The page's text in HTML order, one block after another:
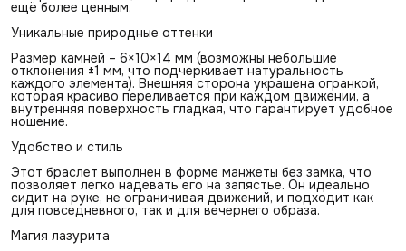
ещё более ценным.
Уникальные природные оттенки
Размер камней – 6×10×14 мм (возможны небольшие
отклонения ±1 мм, что подчеркивает натуральность
каждого элемента). Внешняя сторона украшена огранкой,
которая красиво переливается при каждом движении, а
внутренняя поверхность гладкая, что гарантирует удобное
ношение.
Удобство и стиль
Этот браслет выполнен в форме манжеты без замка, что
позволяет легко надевать его на запястье. Он идеально
сидит на руке, не ограничивая движений, и подходит как
для повседневного, так и для вечернего образа.
Магия лазурита